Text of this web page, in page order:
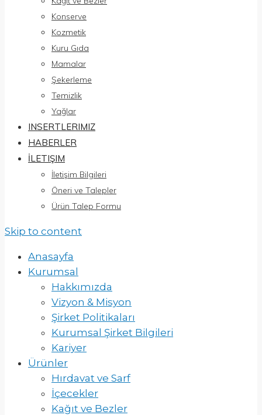
Konserve
Kozmetik
Kuru Gıda
Mamalar
Şekerleme
Temizlik
Yağlar
INSERTLERIMIZ
HABERLER
İLETIŞIM
İletişim Bilgileri
Öneri ve Talepler
Ürün Talep Formu
Skip to content
Anasayfa
Kurumsal
Hakkımızda
Vizyon & Misyon
Şirket Politikaları
Kurumsal Şirket Bilgileri
Kariyer
Ürünler
Hırdavat ve Sarf
İçecekler
Kağıt ve Bezler